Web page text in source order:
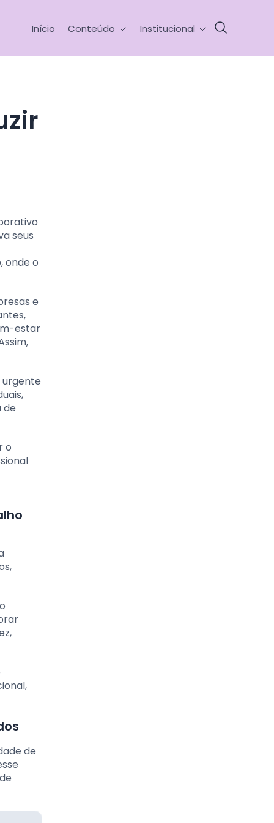
Início Conteúdo Institucional
seus
onde o
e
estar
urgente
de
o
de